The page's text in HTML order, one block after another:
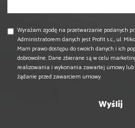
Wyrażam zgodę na przetwarzanie podanych
Administratorem danych jest Profit s.c., ul.
Mam prawo dostępu do swoich danych i ich
dobrowolne. Dane zbierane są w celu
realizowania i wykonania zawartej umowy lub
żądanie przed zawarciem umowy.